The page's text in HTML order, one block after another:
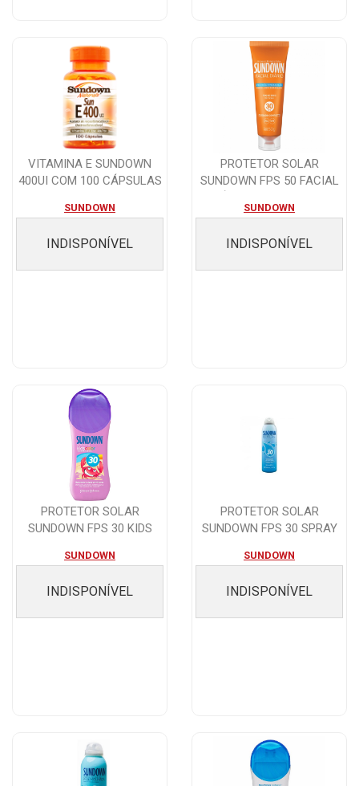
VITAMINA E SUNDOWN
400UI COM 100 CÁPSULAS
SUNDOWN
INDISPONÍVEL
PROTETOR SOLAR
SUNDOWN FPS 50 FACIAL
SUNDOWN
INDISPONÍVEL
PROTETOR SOLAR
SUNDOWN FPS 30 KIDS
SUNDOWN
INDISPONÍVEL
PROTETOR SOLAR
SUNDOWN FPS 30 SPRAY
SUNDOWN
INDISPONÍVEL